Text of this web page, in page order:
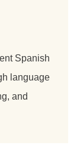
Spanish
language
and